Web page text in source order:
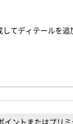
てディテールを追